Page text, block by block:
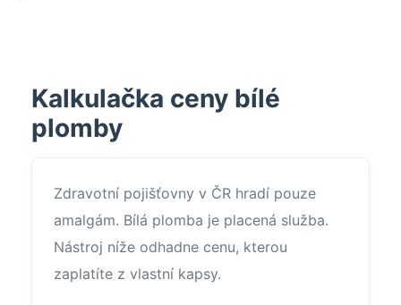
Kalkulačka ceny bílé
plomby
Zdravotní pojišťovny v ČR hradí pouze
amalgám. Bílá plomba je placená služba.
Nástroj níže odhadne cenu, kterou
zaplatíte z vlastní kapsy.